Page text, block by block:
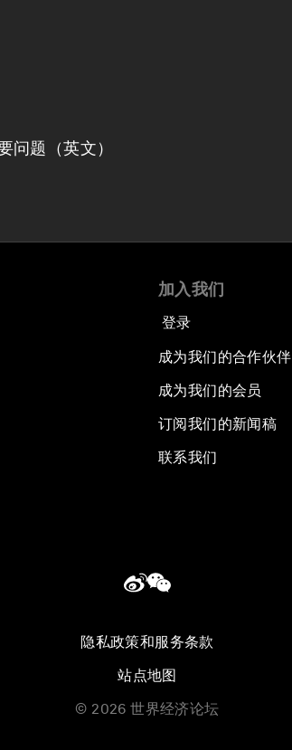
问题（英文）
加入我们
登录
成为我们的合作伙伴
成为我们的会员
订阅我们的新闻稿
联系我们
隐私政策和服务条款
站点地图
© 2026 世界经济论坛